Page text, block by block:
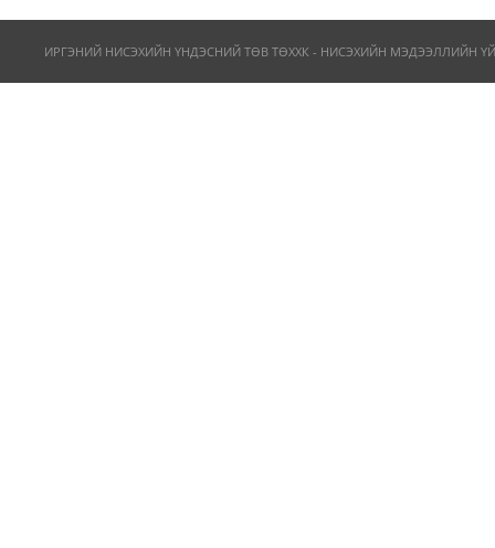
ИРГЭНИЙ НИСЭХИЙН ҮНДЭСНИЙ ТӨВ ТӨХХК - НИСЭХИЙН МЭДЭЭЛЛИЙН